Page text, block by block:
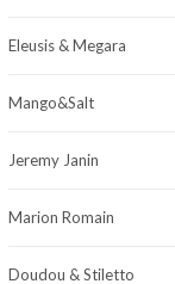
Eleusis & Megara
Mango&Salt
Jeremy Janin
Marion Romain
Doudou & Stiletto